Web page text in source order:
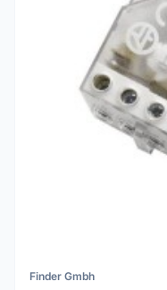
Finder Gmbh